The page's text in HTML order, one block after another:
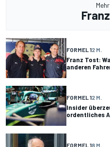
FORMEL 12 M.
Franz Tost:
anderen
FORMEL 12 M.
Insider
ordentliches
FORMEL 18 M.